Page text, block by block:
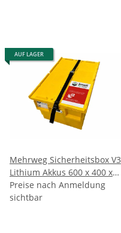
AUF LAGER
Mehrweg Sicherheitsbox V3
Lithium Akkus 600 x 400 x
310mm
Preise nach Anmeldung
sichtbar